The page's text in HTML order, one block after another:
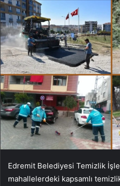
Edremit Belediyesi Temizlik
mahallelerdeki kapsamlı temizlik